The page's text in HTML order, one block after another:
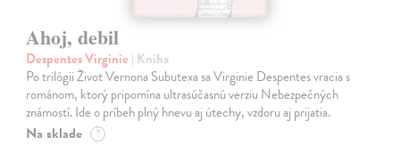
Ahoj, debil
Despentes Virginie | Kniha
Po trilógii Život Vernona Subutexa sa Virginie Despentes vracia s
románom, ktorý pripomína ultrasúčasnú verziu Nebezpečných
známostí. Ide o príbeh plný hnevu aj útechy, vzdoru aj prijatia.
Na sklade ?